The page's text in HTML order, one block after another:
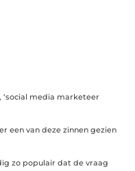
‘social media marketeer
een van deze zinnen gezien
zo populair dat de vraag